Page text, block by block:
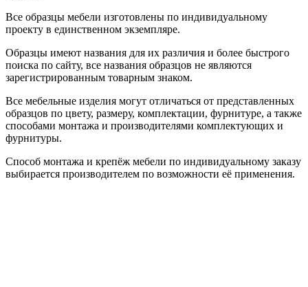
Все образцы мебели изготовлены по индивидуальному
проекту в единственном экземпляре.
Образцы имеют названия для их различия и более быстрого
поиска по сайту, все названия образцов не являются
зарегистрированным товарным знаком.
Все мебельные изделия могут отличаться от представленных
образцов по цвету, размеру, комплектации, фурнитуре, а также
способами монтажа и производителями комплектующих и
фурнитуры.
Способ монтажа и крепёж мебели по индивидуальному заказу
выбирается производителем по возможности её применения.